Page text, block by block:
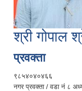
श्री गोपाल
प्रवक्ता
९८५४०४०४६६
नगर प्रवक्ता / वडा नं ८